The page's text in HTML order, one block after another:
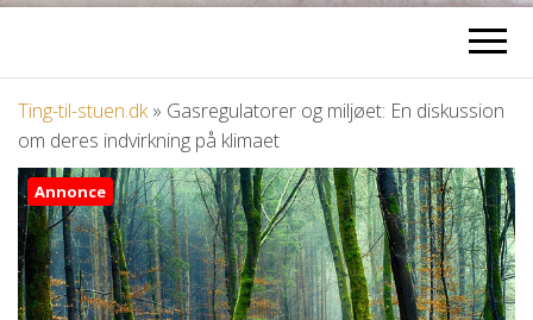
Ting-til-stuen.dk» Gasregulatorer og miljøet: En diskussion
om deres indvirkning på klimaet
Annonce